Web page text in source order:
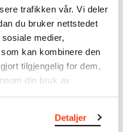
trafikken vår. Vi deler
du bruker nettstedet
medier,
kan kombinere den
tilgjengelig for dem,
din bruk av
Detaljer
for alle.